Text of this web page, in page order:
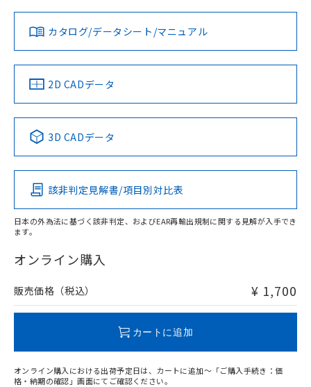
ダウンロードデータをご利用いただく前に、以下を必ずお読
みください。
ソフトウェアの使用条件
対応済み
中国 RoHS 注意事項・凡例
Pb Hg Cd Cr(VI)
O
在庫等で未対応品が混在する可能性があります。
問い合わせください。
カタログ/データシート/マニュアル
2D CADデータ
3D CADデータ
該非判定見解書/項目別対比表
日本の外為法に基づく該非判定、およびEAR再輸出規制に関する見解が入手でき
ます。
オンライン購入
販売価格（税込） ¥ 1,700
カートに追加
オンライン購入における出荷予定日は、カートに追加～「ご購入手続き：価
格・納期の確認」画面にてご確認ください。